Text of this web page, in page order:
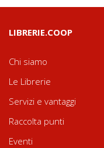
LIBRERIE.COOP
Chi siamo
Le Librerie
Servizi e vantaggi
Raccolta punti
Eventi